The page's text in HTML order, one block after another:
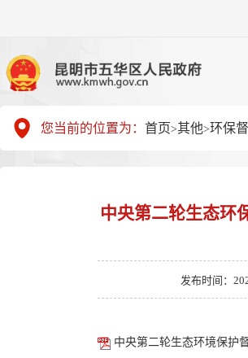
您当前的位置为： 首页>其他>环保
中央第二轮生态环
发布时间：
中央第二轮生态环境保护